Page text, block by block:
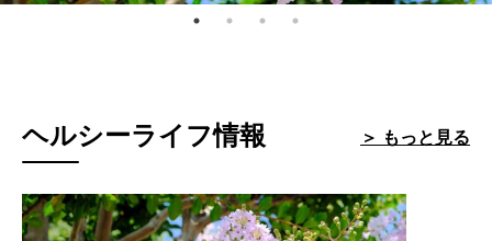
ヘルシーライフ情報 ＞ もっと見る